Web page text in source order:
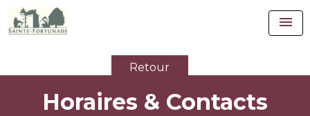
menu
Retour
Horaires & Contacts